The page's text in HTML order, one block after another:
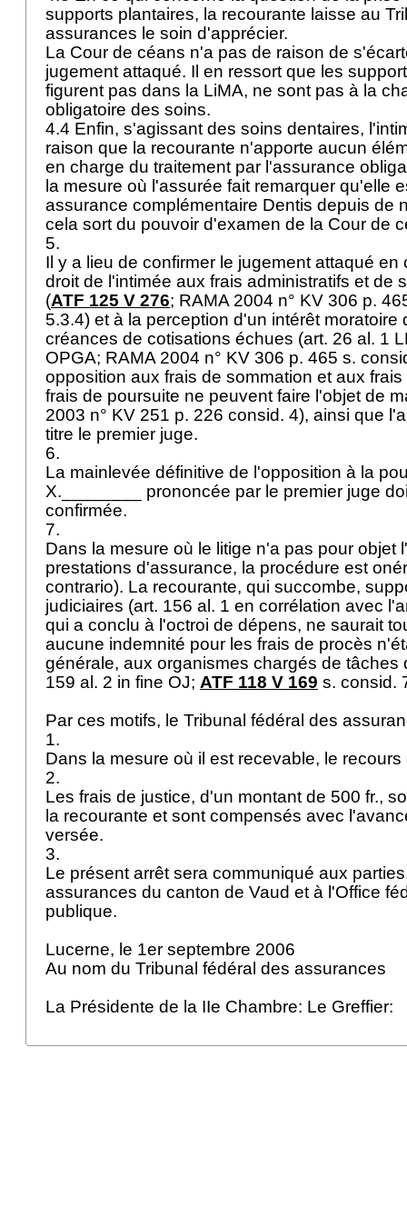
supports plantaires, la recourante laisse au
assurances le soin d'apprécier.
La Cour de céans n'a pas de raison de
jugement attaqué. Il en ressort que les
figurent pas dans la LiMA, ne sont pas à la
obligatoire des soins.
4.4 Enfin, s'agissant des soins dentaires,
raison que la recourante n'apporte aucun
en charge du traitement par l'assurance
la mesure où l'assurée fait remarquer qu'elle
assurance complémentaire Dentis depuis de
cela sort du pouvoir d'examen de la Cour de
5.
Il y a lieu de confirmer le jugement attaqué en
droit de l'intimée aux frais administratifs et de
(ATF 125 V 276; RAMA 2004 n° KV 306 p.
5.3.4) et à la perception d'un intérêt moratoire
créances de cotisations échues (art. 26 al. 1
OPGA; RAMA 2004 n° KV 306 p. 465 s.
opposition aux frais de sommation et aux
frais de poursuite ne peuvent faire l'objet de
2003 n° KV 251 p. 226 consid. 4), ainsi que
titre le premier juge.
6.
La mainlevée définitive de l'opposition à la
X.________ prononcée par le premier juge
confirmée.
7.
Dans la mesure où le litige n'a pas pour objet
prestations d'assurance, la procédure est
contrario). La recourante, qui succombe,
judiciaires (art. 156 al. 1 en corrélation avec l'
qui a conclu à l'octroi de dépens, ne saurait
aucune indemnité pour les frais de procès
générale, aux organismes chargés de tâches
159 al. 2 in fine OJ; ATF 118 V 169 s. consid.
Par ces motifs, le Tribunal fédéral des
1.
Dans la mesure où il est recevable, le
2.
Les frais de justice, d'un montant de 500 fr.,
la recourante et sont compensés avec
versée.
3.
Le présent arrêt sera communiqué aux
assurances du canton de Vaud et à l'Office
publique.
Lucerne, le 1er septembre 2006
Au nom du Tribunal fédéral des assurances
La Présidente de la IIe Chambre: Le Greffier: